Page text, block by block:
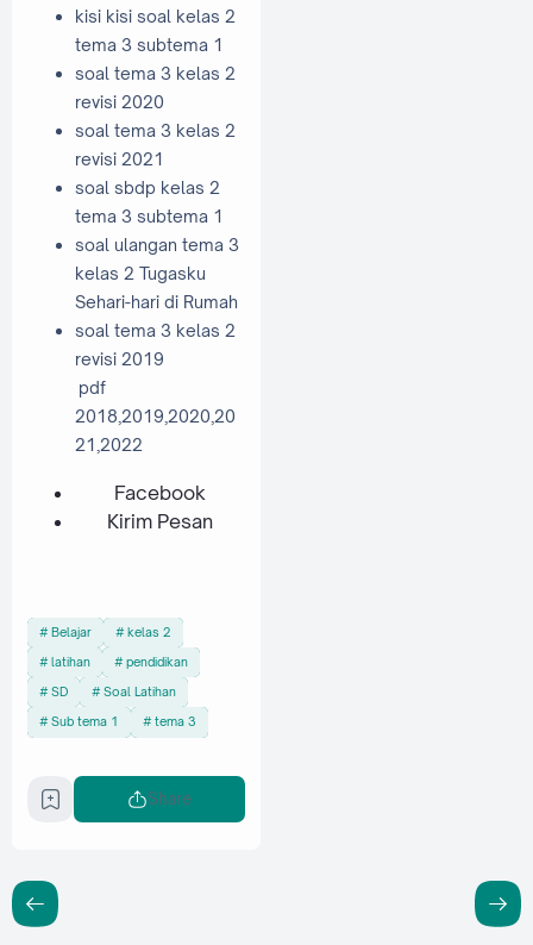
kisi kisi soal kelas 2
tema 3 subtema 1
soal tema 3 kelas 2
revisi 2020
soal tema 3 kelas 2
revisi 2021
soal sbdp kelas 2
tema 3 subtema 1
soal ulangan tema 3
kelas 2 Tugasku
Sehari-hari di Rumah
soal tema 3 kelas 2
revisi 2019
pdf
2018,2019,2020,20
21,2022
Facebook
Kirim Pesan
Belajar kelas 2
latihan pendidikan
SD Soal Latihan
Sub tema 1 tema 3
Share